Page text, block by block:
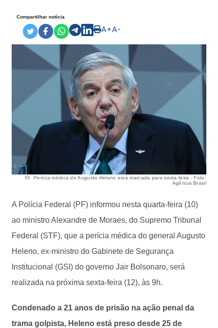
Compartilhar notícia
A+A-
Perícia médica de Augusto Heleno está marcada para sexta-feira - Foto:
Agência Brasil
A Polícia Federal (PF) informou nesta quarta-feira (10)
ao ministro Alexandre de Moraes, do Supremo Tribunal
Federal (STF), que a perícia médica do general Augusto
Heleno, ex-ministro do Gabinete de Segurança
Institucional (GSI) do governo Jair Bolsonaro, será
realizada na próxima sexta-feira (12), às 9h.
Condenado a 21 anos de prisão na ação penal da
trama golpista, Heleno está preso desde 25 de